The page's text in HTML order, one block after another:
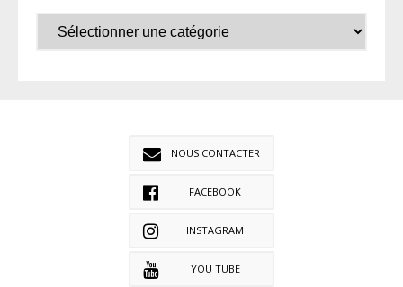
NOUS CONTACTER
FACEBOOK
INSTAGRAM
YOU TUBE